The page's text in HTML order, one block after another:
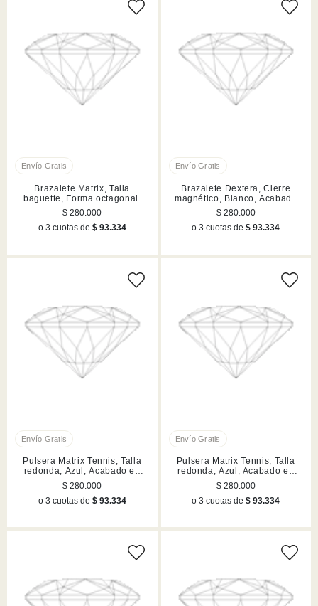
Brazalete Matrix, Talla
baguette, Forma octagonal,
Blanco, Acabado en rodio
$ 280.000
o 3 cuotas de $ 93.334
Brazalete Dextera, Cierre
magnético, Blanco, Acabado
en rodio
$ 280.000
o 3 cuotas de$ 93.334
Pulsera Matrix Tennis, Talla
redonda, Azul, Acabado en
rodio
$ 280.000
o 3 cuotas de $ 93.334
Pulsera Matrix Tennis, Talla
redonda, Azul, Acabado en
rodio
$ 280.000
o 3 cuotas de$ 93.334